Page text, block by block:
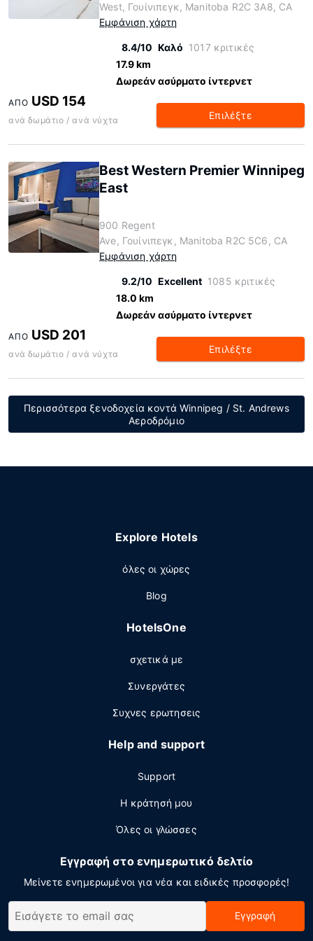
West, Γουίνιπεγκ, Manitoba R2C 3A8, CA
Εμφάνιση χάρτη
8.4/10 Καλό 1017 κριτικές
17.9 km
Δωρεάν ασύρματο ίντερνετ
ΑΠΌ USD 154
ανά δωμάτιο / ανά νύχτα Επιλέξτε
Best Western Premier Winnipeg
East
900 Regent
Ave, Γουίνιπεγκ, Manitoba R2C 5C6, CA
Εμφάνιση χάρτη
9.2/10 Excellent 1085 κριτικές
18.0 km
Δωρεάν ασύρματο ίντερνετ
ΑΠΌ USD 201
ανά δωμάτιο / ανά νύχτα Επιλέξτε
Περισσότερα ξενοδοχεία κοντά Winnipeg / St. Andrews
Αεροδρόμιο
Explore Hotels
όλες οι χώρες
Blog
HotelsOne
σχετικά με
Συνεργάτες
Συχνες ερωτησεις
Help and support
Support
Η κράτησή μου
Όλες οι γλώσσες
Εγγραφή στο ενημερωτικό δελτίο
Μείνετε ενημερωμένοι για νέα και ειδικές προσφορές!
Εγγραφή